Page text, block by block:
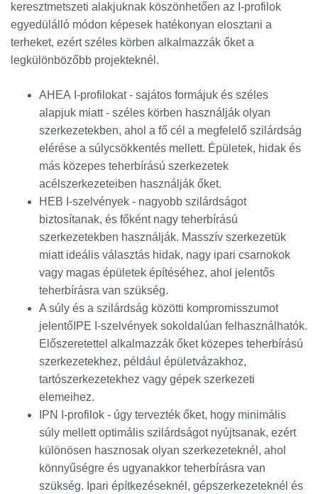
keresztmetszeti alakjuknak köszönhetően az I-profilok
egyedülálló módon képesek hatékonyan elosztani a
terheket, ezért széles körben alkalmazzák őket a
legkülönbözőbb projekteknél.
AHEA I-profilokat - sajátos formájuk és széles
alapjuk miatt - széles körben használják olyan
szerkezetekben, ahol a fő cél a megfelelő szilárdság
elérése a súlycsökkentés mellett. Épületek, hidak és
más közepes teherbírású szerkezetek
acélszerkezeteiben használják őket.
HEB I-szelvények - nagyobb szilárdságot
biztosítanak, és főként nagy teherbírású
szerkezetekben használják. Masszív szerkezetük
miatt ideális választás hidak, nagy ipari csarnokok
vagy magas épületek építéséhez, ahol jelentős
teherbírásra van szükség.
A súly és a szilárdság közötti kompromisszumot
jelentő IPE I-szelvények sokoldalúan felhasználhatók.
Előszeretettel alkalmazzák őket közepes teherbírású
szerkezetekhez, például épületvázakhoz,
tartószerkezetekhez vagy gépek szerkezeti
elemeihez.
IPN I-profilok - úgy tervezték őket, hogy minimális
súly mellett optimális szilárdságot nyújtsanak, ezért
különösen hasznosak olyan szerkezeteknél, ahol
könnyűségre és ugyanakkor teherbírásra van
szükség. Ipari építkezéseknél, gépszerkezeteknél és